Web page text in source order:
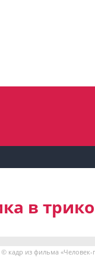
в трико
кадр из фильма «Человек-